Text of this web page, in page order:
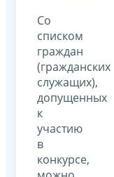
Со
списком
граждан
(гражданских
служащих),
допущенных
к
участию
в
конкурсе,